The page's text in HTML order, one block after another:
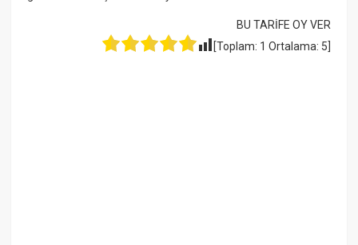
BU TARİFE OY VER
[Toplam: 1 Ortalama: 5